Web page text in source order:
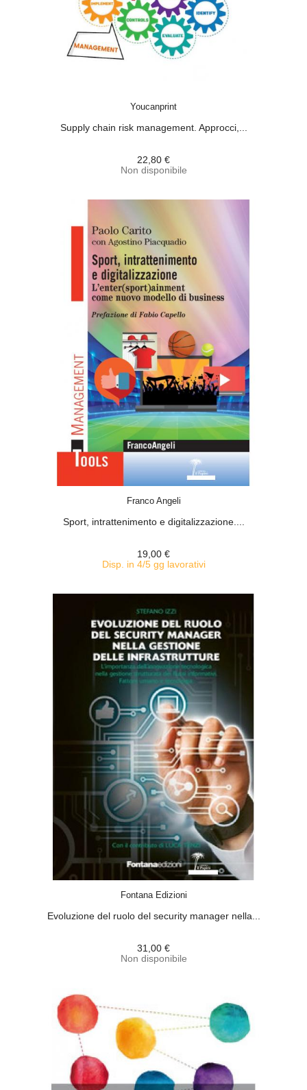
Youcanprint
Supply chain risk management. Approcci,...
22,80 €
Non disponibile
Franco Angeli
Sport, intrattenimento e digitalizzazione....
19,00 €
Disp. in 4/5 gg lavorativi
Fontana Edizioni
Evoluzione del ruolo del security manager nella...
31,00 €
Non disponibile